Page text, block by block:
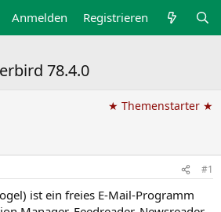
Anmelden Registrieren
78.4.0
★ Themenstarter ★
#1
ist ein freies E-Mail-Programm